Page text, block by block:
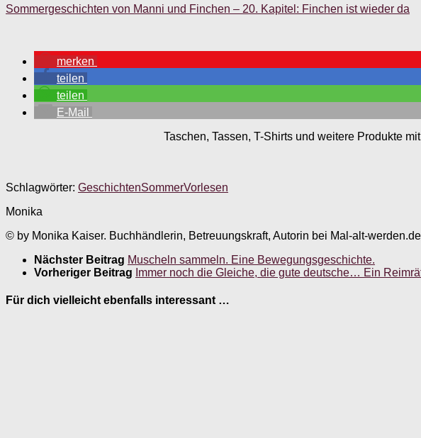
Sommergeschichten von Manni und Finchen – 20. Kapitel: Finchen ist wieder da
merken
teilen
teilen
E-Mail
Taschen, Tassen, T-Shirts und weitere Produkte
Schlagwörter: GeschichtenSommerVorlesen
Monika
© by Monika Kaiser. Buchhändlerin, Betreuungskraft, Autorin bei Mal-alt-werden.de
Nächster Beitrag Muscheln sammeln. Eine Bewegungsgeschichte.
Vorheriger Beitrag Immer noch die Gleiche, die gute deutsche… Ein
Für dich vielleicht ebenfalls interessant …